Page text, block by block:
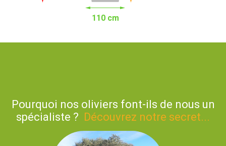
110 cm
Pourquoi nos oliviers font-ils de nous un
spécialiste ? Découvrez notre secret...